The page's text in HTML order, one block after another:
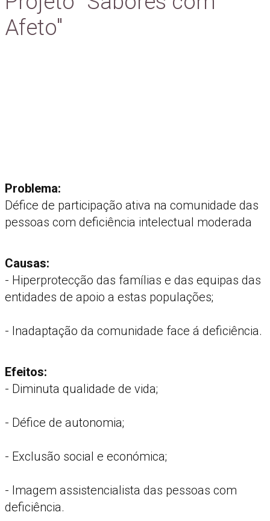
Afeto"
Problema:
Défice de participação ativa na comunidade das
pessoas com deficiência intelectual moderada
Causas:
- Hiperprotecção das famílias e das equipas das
entidades de apoio a estas populações;
- Inadaptação da comunidade face á deficiência.
Efeitos:
- Diminuta qualidade de vida;
- Défice de autonomia;
- Exclusão social e económica;
- Imagem assistencialista das pessoas com
deficiência.